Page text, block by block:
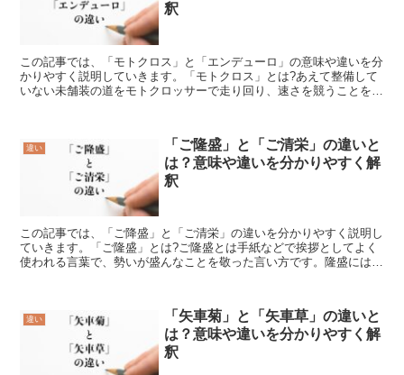
釈
この記事では、「モトクロス」と「エンデューロ」の意味や違いを分
かりやすく説明していきます。「モトクロス」とは?あえて整備して
いない未舗装の道をモトクロッサーで走り回り、速さを競うことを
違い
「ご隆盛」と「ご清栄」の違いと
は？意味や違いを分かりやすく解
釈
この記事では、「ご降盛」と「ご清栄」の違いを分かりやすく説明し
ていきます。「ご隆盛」とは?ご隆盛とは手紙などで挨拶としてよく
使われる言葉で、勢いが盛んなことを敬った言い方です。隆盛には、
違い
「矢車菊」と「矢車草」の違いと
は？意味や違いを分かりやすく解
釈